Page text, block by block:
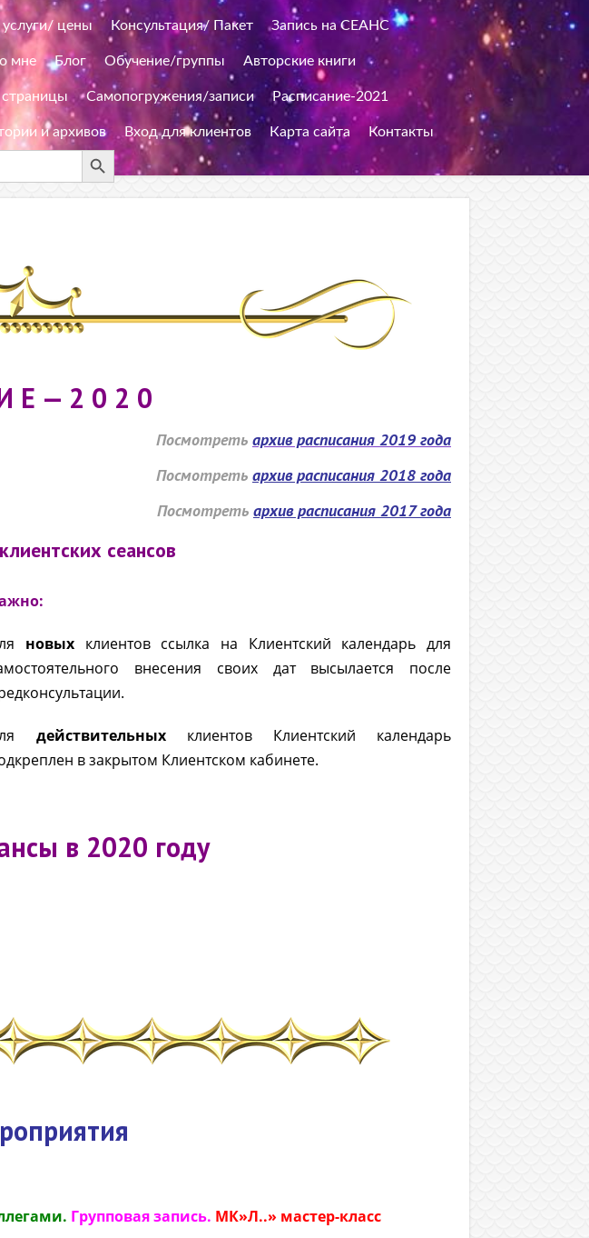
услуги/ цены Консультация/ Пакет Запись на СЕАНС
мне Блог Обучение/группы Авторские книги
Самопогружения/записи Расписание-2021
и архивов Вход для клиентов Карта сайта
Контакты
Search Button
Е — 2 0 2 0
Посмотреть архив расписания 2019 года
Посмотреть архив расписания 2018 года
Посмотреть архив расписания 2017 года
сеансов
новых клиентов ссылка на Клиентский календарь для
внесения своих дат высылается после
действительныхклиентов Клиентский календарь
в закрытом Клиентском кабинете.
в 2020 году
Групповая запись. МК»Л..» мастер-класс